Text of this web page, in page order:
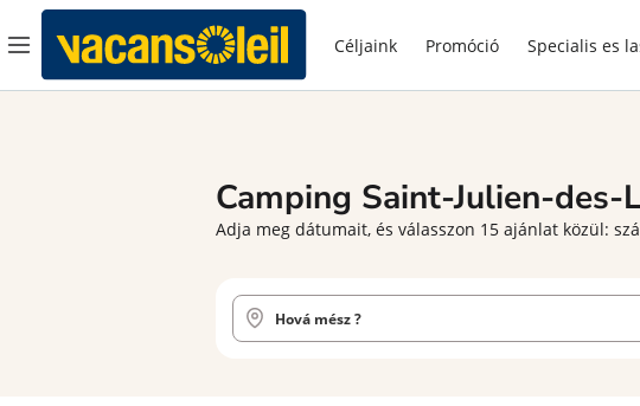
Céljaink Promóció Specialis es
Camping Saint-Julien-des-
Adja meg dátumait, és válasszon 15 ajánlat közül: